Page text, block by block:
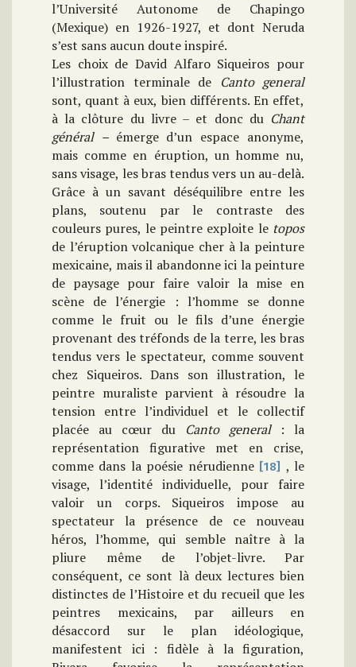
l’Université Autonome de Chapingo
(Mexique) en 1926-1927, et dont Neruda
s’est sans aucun doute inspiré.
Les choix de David Alfaro Siqueiros pour
l’illustration terminale de Canto general
sont, quant à eux, bien différents. En effet,
à la clôture du livre – et donc du Chant
général – émerge d’un espace anonyme,
mais comme en éruption, un homme nu,
sans visage, les bras tendus vers un au-delà.
Grâce à un savant déséquilibre entre les
plans, soutenu par le contraste des
couleurs pures, le peintre exploite letopos
de l’éruption volcanique cher à la peinture
mexicaine, mais il abandonne ici la peinture
de paysage pour faire valoir la mise en
scène de l’énergie : l’homme se donne
comme le fruit ou le fils d’une énergie
provenant des tréfonds de la terre, les bras
tendus vers le spectateur, comme souvent
chez Siqueiros. Dans son illustration, le
peintre muraliste parvient à résoudre la
tension entre l’individuel et le collectif
placée au cœur du Canto general: la
représentation figurative met en crise,
comme dans la poésie nérudienne [18] , le
visage, l’identité individuelle, pour faire
valoir un corps. Siqueiros impose au
spectateur la présence de ce nouveau
héros, l’homme, qui semble naître à la
pliure même de l’objet-livre. Par
conséquent, ce sont là deux lectures bien
distinctes de l’Histoire et du recueil que les
peintres mexicains, par ailleurs en
désaccord sur le plan idéologique,
manifestent ici : fidèle à la figuration,